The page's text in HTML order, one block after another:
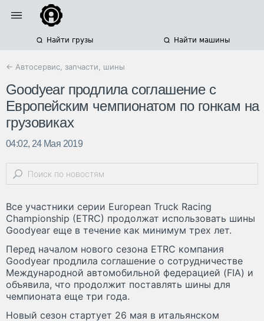
Найти грузы Найти машины
← Автосервис, запчасти, шины
Goodyear продлила соглашение с
Европейским чемпионатом по гонкам на
грузовиках
04:02, 24 Мая 2019
Все участники серии European Truck Racing
Championship (ETRC) продолжат использовать шины
Goodyear еще в течение как минимум трех лет.
Перед началом нового сезона ETRC компания
Goodyear продлила соглашение о сотрудничестве
Международной автомобильной федерацией (FIA) и
объявила, что продолжит поставлять шины для
чемпионата еще три года.
Новый сезон стартует 26 мая в итальянском